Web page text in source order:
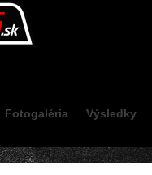
Fotogaléria Výsledky